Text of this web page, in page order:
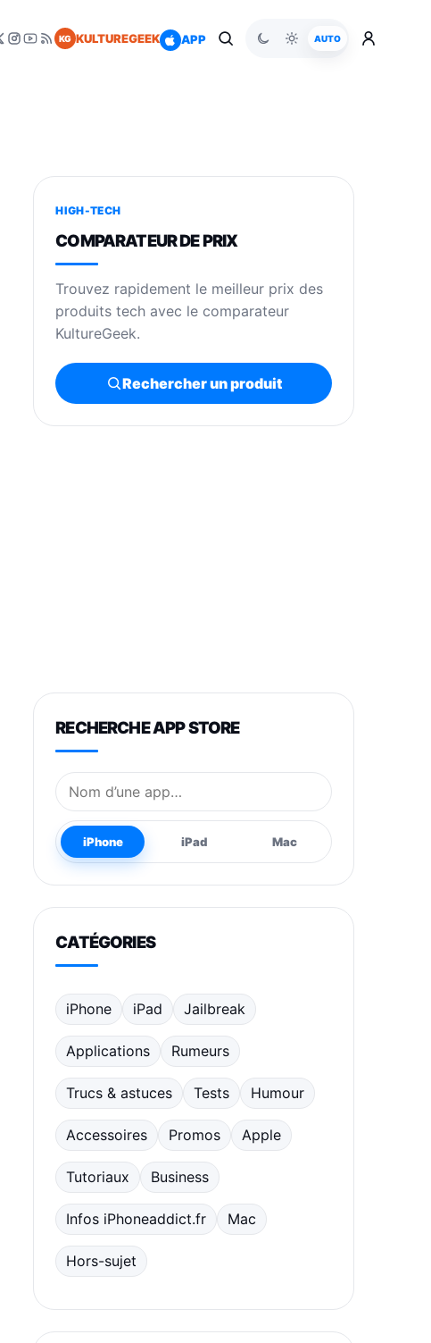
KG KULTUREGEEK APP AUTO
HIGH-TECH
COMPARATEUR DE PRIX
Trouvez rapidement le meilleur prix des
produits tech avec le comparateur
KultureGeek.
Rechercher un produit
RECHERCHE APP STORE
Nom de l’application
iPhone iPad Mac
CATÉGORIES
iPhone iPad Jailbreak
Applications Rumeurs
Trucs & astuces Tests Humour
Accessoires Promos Apple
Tutoriaux Business
Infos iPhoneaddict.fr Mac
Hors-sujet